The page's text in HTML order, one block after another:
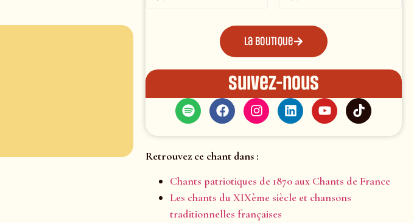
La boutique
Suivez-nous
Retrouvez ce chant dans :
Chants patriotiques de 1870 aux Chants de France
Les chants du XIXème siècle et chansons
traditionnelles françaises